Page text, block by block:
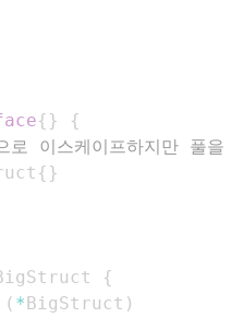
{ }
{
이스케이프하지만 풀을
{ }
{
( *BigStruct )